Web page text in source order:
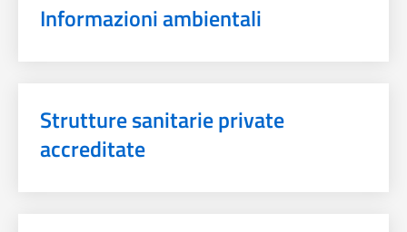
Informazioni ambientali
Strutture sanitarie private
accreditate